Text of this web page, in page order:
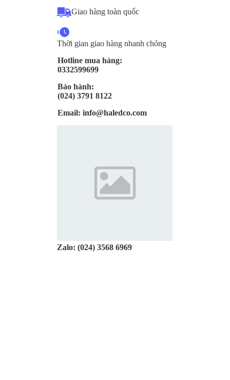
Giao hàng toàn quốc
Thời gian giao hàng nhanh chóng
Hotline mua hàng:
0332599699
Bảo hành:
(024) 3791 8122
Email: info@haledco.com
Zalo: (024) 3568 6969